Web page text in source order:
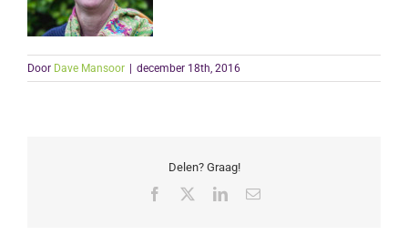
Door Dave Mansoor december 18th, 2016
Delen? Graag!
Facebook LinkedIn
E-